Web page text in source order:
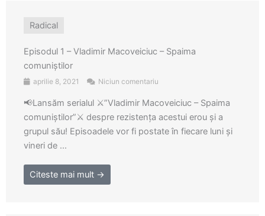
Radical
Episodul 1 – Vladimir Macoveiciuc – Spaima
comuniștilor
aprilie 8, 2021 Niciun comentariu
📢Lansăm serialul ⚔️”Vladimir Macoveiciuc – Spaima
comuniștilor”⚔️ despre rezistența acestui erou și a
grupul său! Episoadele vor fi postate în fiecare luni și
vineri de ...
Citeste mai mult →